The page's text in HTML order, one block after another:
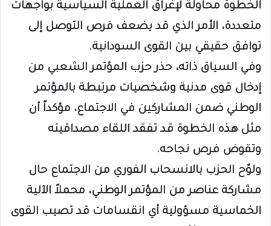
الخطوة محاولة لإغراق العملية السياسية بواجهات
متعددة، الأمر الذي قد يضعف فرص التوصل إلى
توافق حقيقي بين القوى السودانية.
وفي السياق ذاته، حذر حزب المؤتمر الشعبي من
إدخال قوى مدنية وشخصيات مرتبطة بالمؤتمر
الوطني ضمن المشاركين في الاجتماع، مؤكداً أن
مثل هذه الخطوة قد تفقد اللقاء مصداقيته
وتقوض فرص نجاحه.
ولوّح الحزب بالانسحاب الفوري من الاجتماع حال
مشاركة عناصر من المؤتمر الوطني، محملاً الآلية
الخماسية مسؤولية أي انقسامات قد تصيب القوى